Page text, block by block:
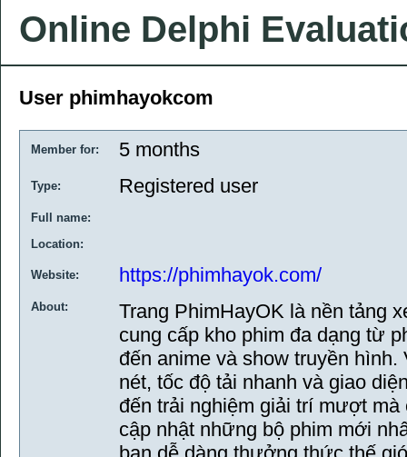
Online Delphi
User phimhayokcom
Member for: 5 months
Type: Registered user
Full name:
Location:
Website: https://phimhayok.com/
About:
Trang PhimHayOK là nền tảng
cung cấp kho phim đa dạng từ
đến anime và show truyền
nét, tốc độ tải nhanh và giao
đến trải nghiệm giải trí mượt
cập nhật những bộ phim mới